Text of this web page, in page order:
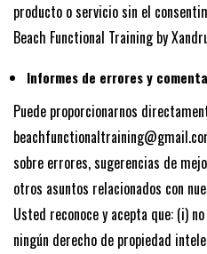
producto o servicio sin el
Beach Functional Training by
Informes de errores y
Puede proporcionarnos
sobre errores, sugerencias de
otros asuntos relacionados con
Usted reconoce y acepta que: (i)
ningún derecho de propiedad